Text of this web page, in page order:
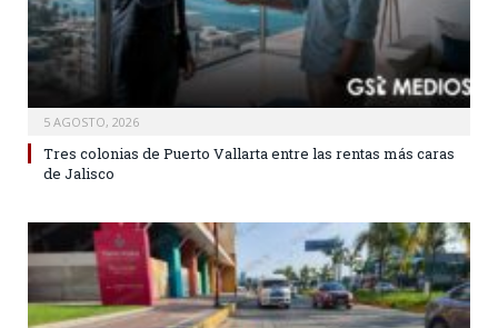
5 AGOSTO, 2026
Tres colonias de Puerto Vallarta entre las rentas más caras
de Jalisco